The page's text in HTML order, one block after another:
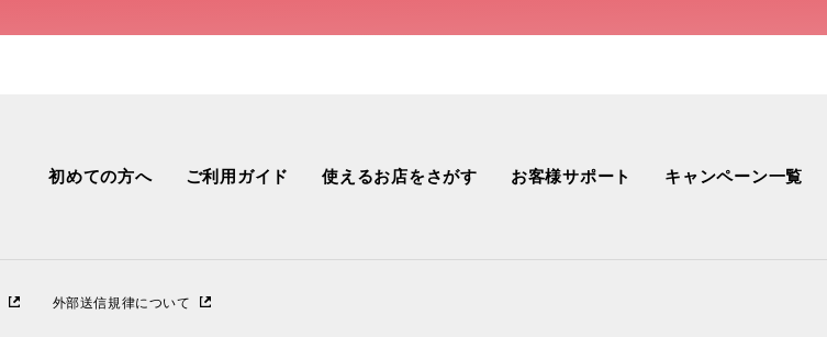
初めての方へ ご利用ガイド 使えるお店をさがす お客様サポート キャンペーン一覧
外部送信規律について